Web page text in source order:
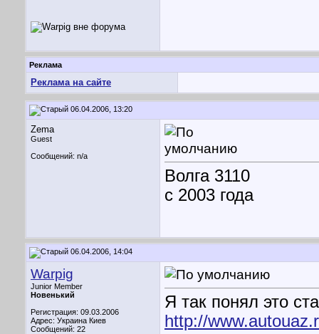
Реклама
Реклама на сайте
06.04.2006, 13:20
Zema
Guest
Сообщений: n/a
Волга 3110
с 2003 года
06.04.2006, 14:04
Warpig
Junior Member
Новенький
Регистрация: 09.03.2006
Адрес: Украина Киев
Сообщений: 22
Я так понял это
http://